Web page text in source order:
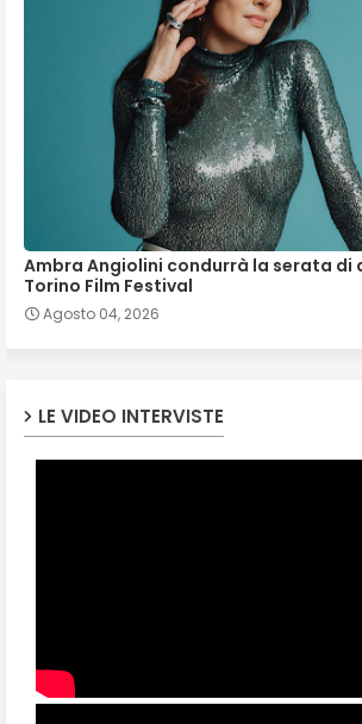
Ambra Angiolini condurrà la serata di
Torino Film Festival
Agosto 04, 2026
LE VIDEO INTERVISTE